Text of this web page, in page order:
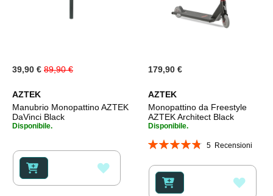
Special
Price
39,90 € 89,90 €
AZTEK
Manubrio Monopattino AZTEK
DaVinci Black
Disponibile.
AGGIUNGI
ALLA
179,90 €
AZTEK
Monopattino da Freestyle
AZTEK Architect Black
Disponibile.
Valutazione:
5 Recensioni